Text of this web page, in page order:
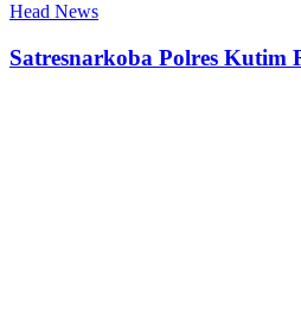
Head News
Satresnarkoba Polres Kutim